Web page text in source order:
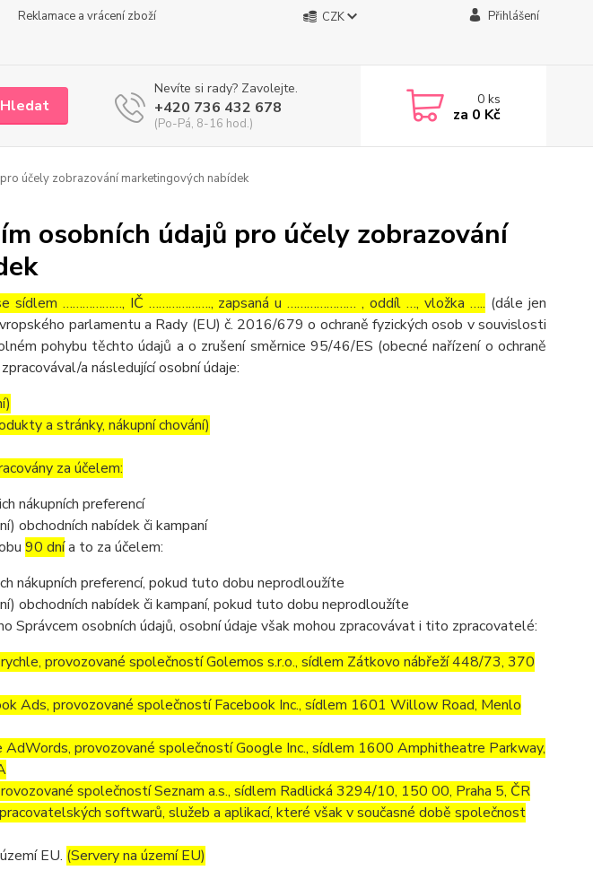
Reklamace a vrácení zboží
CZK Přihlášení
Hledat
Nevíte si rady? Zavolejte.
+420 736 432 678
(Po-Pá, 8-16 hod.)
0ks
za 0 Kč
účely zobrazování marketingových nabídek
osobních údajů pro účely zobrazování
sídlem ………………, IČ ………………., zapsaná u ………………… , oddíl …, vložka ….. (dále jen
parlamentu a Rady (EU) č. 2016/679 o ochraně fyzických osob v souvislosti
pohybu těchto údajů a o zrušení směrnice 95/46/ES (obecné nařízení o ochraně
a následující osobní údaje:
a stránky, nákupní chování)
za účelem:
nákupních preferencí
obchodních nabídek či kampaní
90 dnía to za účelem:
nákupních preferencí, pokud tuto dobu neprodloužíte
obchodních nabídek či kampaní, pokud tuto dobu neprodloužíte
Správcem osobních údajů, osobní údaje však mohou zpracovávat i tito zpracovatelé:
provozované společností Golemos s.r.o., sídlem Zátkovo nábřeží 448/73, 370
Ads, provozované společností Facebook Inc., sídlem 1601 Willow Road, Menlo
provozované společností Google Inc., sídlem 1600 Amphitheatre Parkway,
společností Seznam a.s., sídlem Radlická 3294/10, 150 00, Praha 5, ČR
softwarů, služeb a aplikací, které však v současné době společnost
EU. (Servery na území EU)